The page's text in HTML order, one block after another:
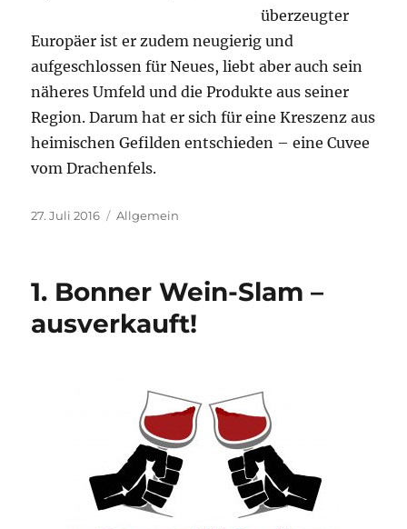
überzeugter
Europäer ist er zudem neugierig und
aufgeschlossen für Neues, liebt aber auch sein
näheres Umfeld und die Produkte aus seiner
Region. Darum hat er sich für eine Kreszenz aus
heimischen Gefilden entschieden – eine Cuvee
vom Drachenfels.
Veröffentlicht
27. Juli 2016 Kategorien
Allgemein
1. Bonner Wein-Slam –
ausverkauft!